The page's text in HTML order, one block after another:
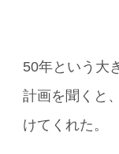
50年という大
計画を聞くと
けてくれた。